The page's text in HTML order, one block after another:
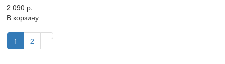
2 090 р.
В корзину
1 2